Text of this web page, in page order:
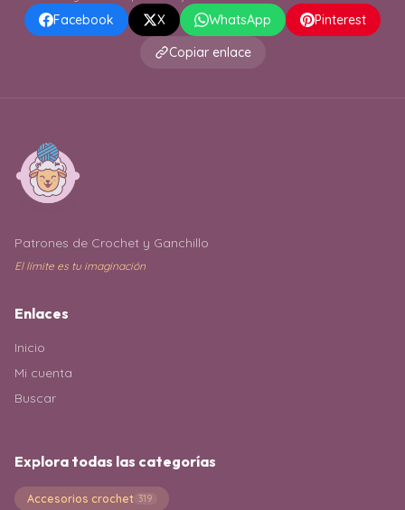
Facebook X WhatsApp
Pinterest
Copiar enlace
Patrones de Crochet y Ganchillo
El límite es tu imaginación
Enlaces
Inicio
Mi cuenta
Buscar
Explora todas las categorías
Accesorios crochet 319